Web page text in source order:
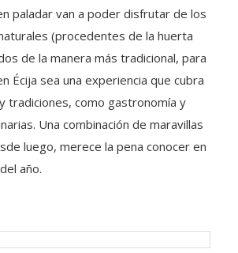
paladar van a poder disfrutar de los
(procedentes de la huerta
de la manera más tradicional, para
Écija sea una experiencia que cubra
tradiciones, como gastronomía y
Una combinación de maravillas
luego, merece la pena conocer en
año.